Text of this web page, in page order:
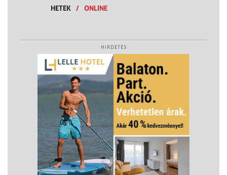
HETEK / ONLINE
HIRDETÉS